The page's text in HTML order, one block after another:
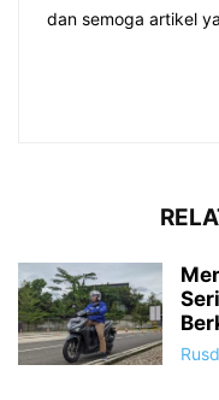
dan semoga artikel